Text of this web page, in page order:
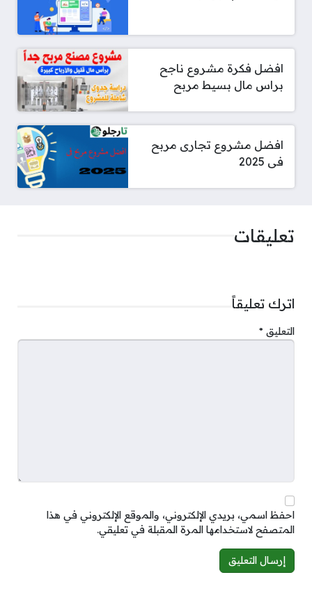
افضل فكرة مشروع ناجح
براس مال بسيط مربح
افضل مشروع تجارى مربح
فى 2025
تعليقات
اترك تعليقاً
التعليق *
احفظ اسمي، بريدي الإلكتروني، والموقع الإلكتروني في هذا
المتصفح لاستخدامها المرة المقبلة في تعليقي.